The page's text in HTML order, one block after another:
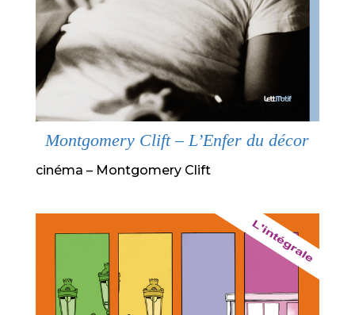
Montgomery Clift – L’Enfer du décor
cinéma – Montgomery Clift